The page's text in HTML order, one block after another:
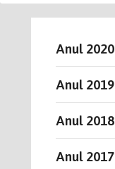
Anul 2020
Anul 2019
Anul 2018
Anul 2017